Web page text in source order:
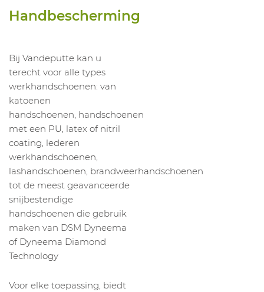
Handbescherming
Bij Vandeputte kan u
terecht voor alle types
werkhandschoenen: van
katoenen
handschoenen, handschoenen
met een PU, latex of nitril
coating, lederen
werkhandschoenen,
lashandschoenen, brandweerhandschoenen
tot de meest geavanceerde
snijbestendige
handschoenen die gebruik
maken van DSM Dyneema
of Dyneema Diamond
Technology
Voor elke toepassing, biedt